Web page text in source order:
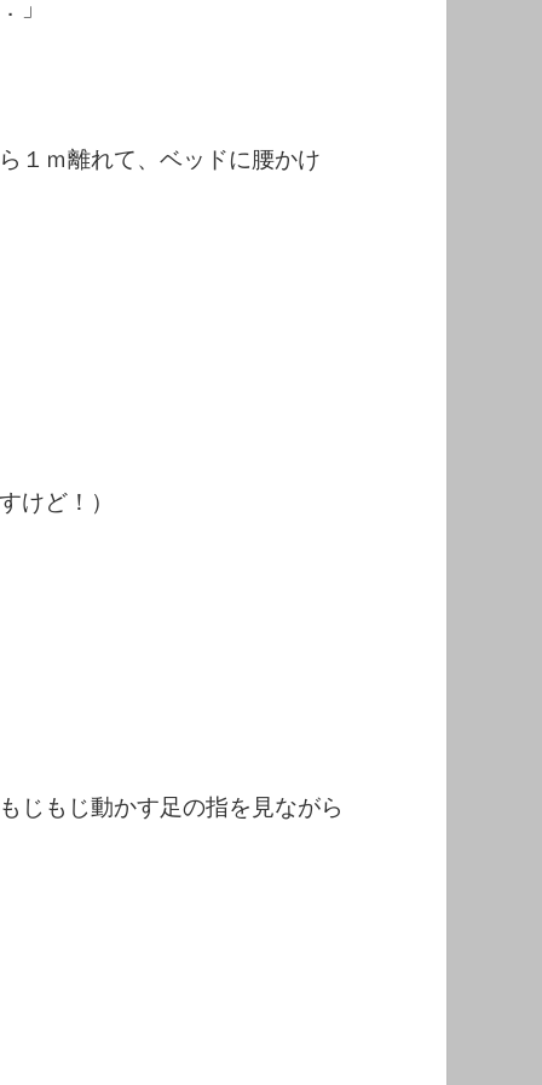
」
１ｍ離れて、ベッドに腰かけ
けど！）
じもじ動かす足の指を見ながら